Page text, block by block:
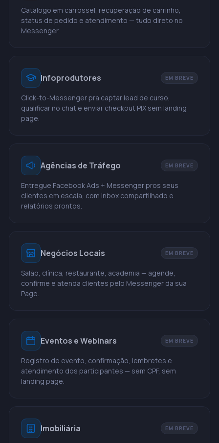
Catálogo em carrossel, recuperação de carrinho,
status de pedido e atendimento — tudo direto no
Messenger.
Infoprodutores EM BREVE
Click-to-Messenger pra captar lead de curso,
qualificar no chat e enviar checkout PIX sem landing
page.
Agências de Tráfego EM BREVE
Entregue Facebook Ads + Messenger pros seus
clientes em escala, com inbox compartilhado e
relatórios prontos.
Negócios Locais EM BREVE
Salão, clínica, restaurante, academia — agende,
confirme e atenda clientes pelo Messenger da sua
Page.
Eventos e Webinars EM BREVE
Registro de evento, confirmação, lembretes e
atendimento dos participantes — sem CPF, sem
landing page.
Imobiliária EM BREVE